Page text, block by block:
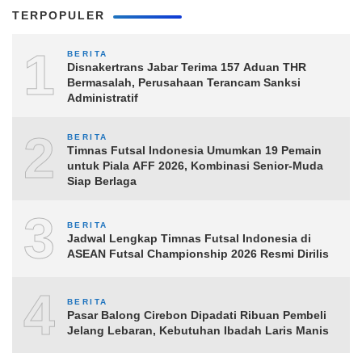
TERPOPULER
1 BERITA
Disnakertrans Jabar Terima 157 Aduan THR
Bermasalah, Perusahaan Terancam Sanksi
Administratif
2 BERITA
Timnas Futsal Indonesia Umumkan 19 Pemain
untuk Piala AFF 2026, Kombinasi Senior-Muda
Siap Berlaga
3 BERITA
Jadwal Lengkap Timnas Futsal Indonesia di
ASEAN Futsal Championship 2026 Resmi Dirilis
4 BERITA
Pasar Balong Cirebon Dipadati Ribuan Pembeli
Jelang Lebaran, Kebutuhan Ibadah Laris Manis